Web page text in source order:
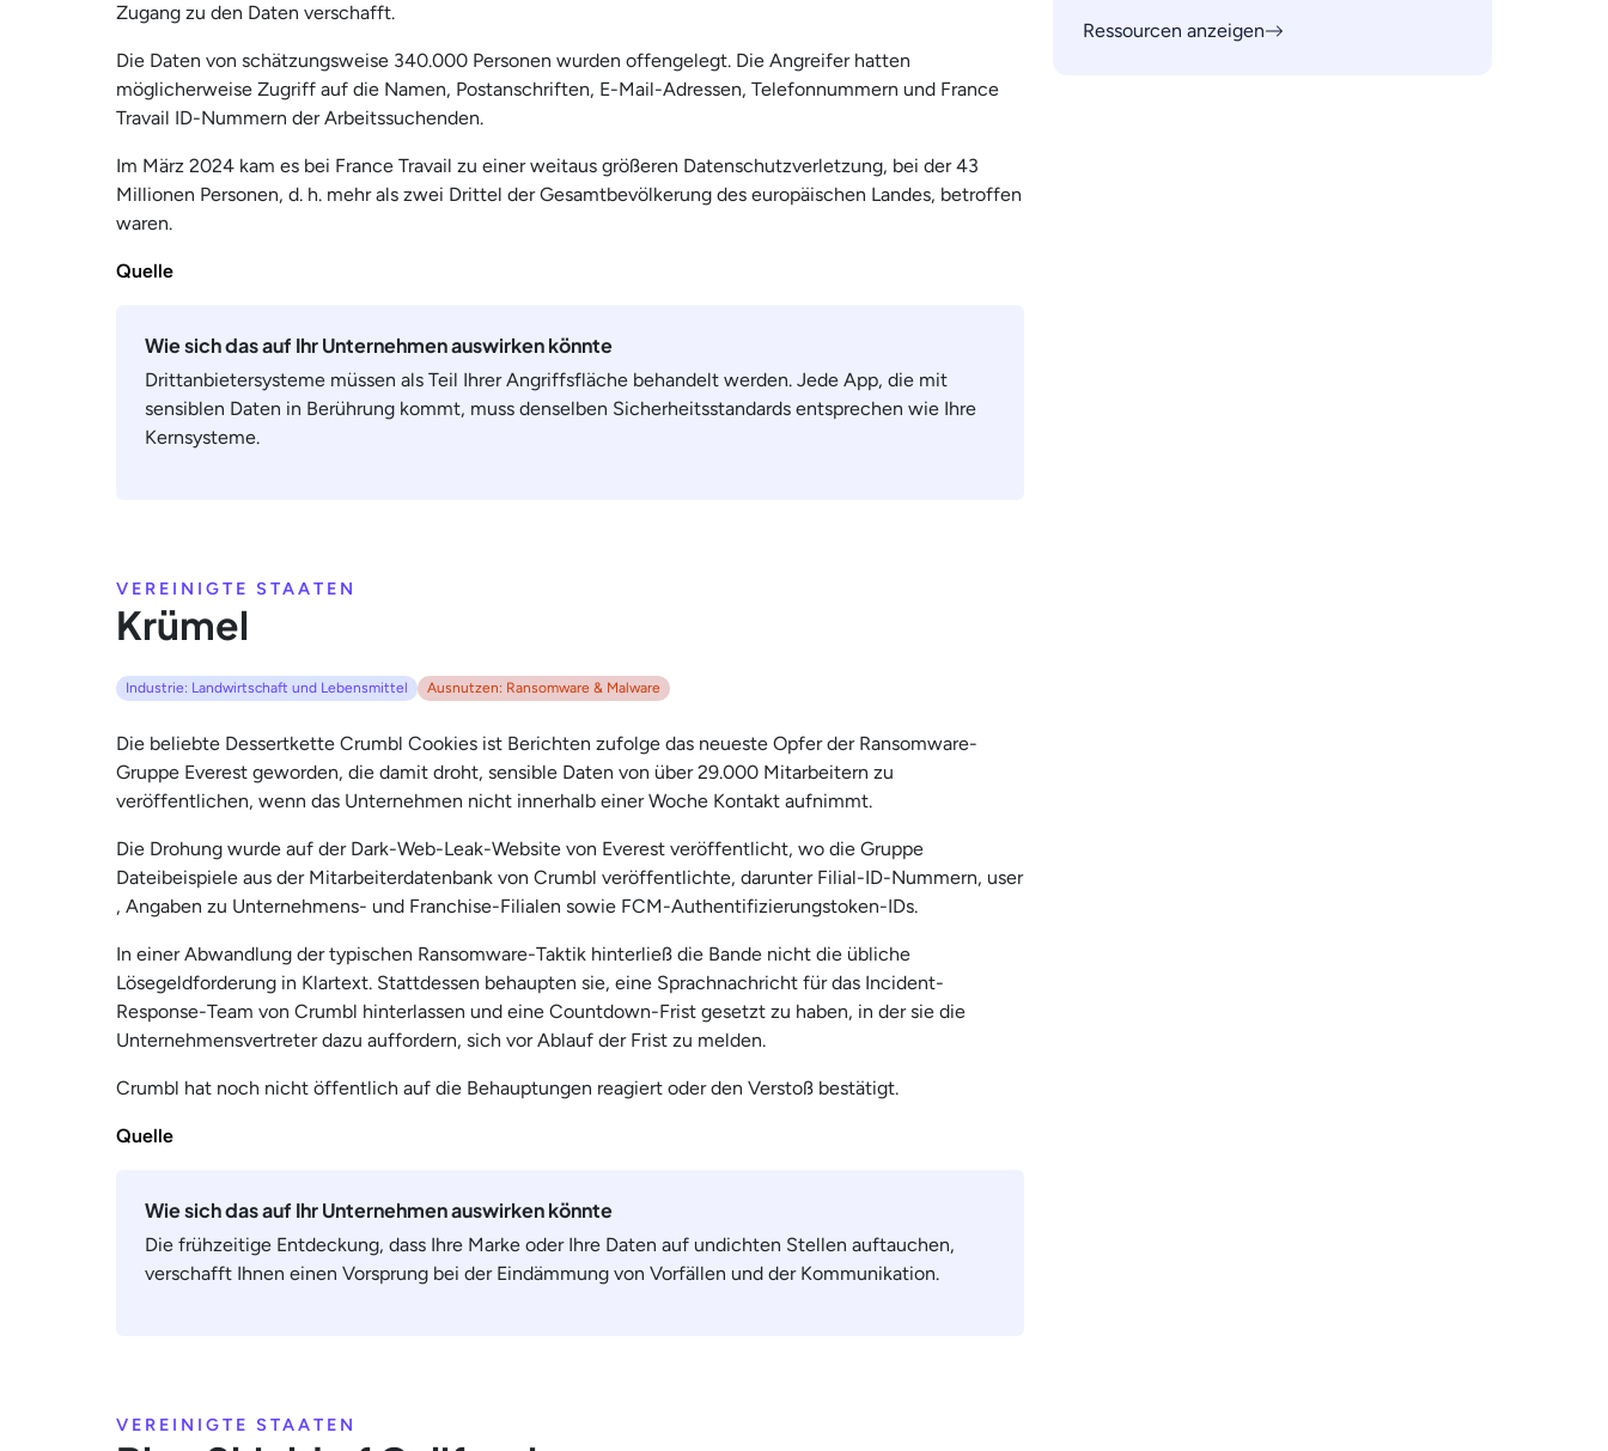
Zugang zu den Daten verschafft.
Die Daten von schätzungsweise 340.000 Personen wurden offengelegt. Die Angreifer hatten
möglicherweise Zugriff auf die Namen, Postanschriften, E-Mail-Adressen, Telefonnummern und France
Travail ID-Nummern der Arbeitssuchenden.
Im März 2024 kam es bei France Travail zu einer weitaus größeren Datenschutzverletzung, bei der 43
Millionen Personen, d. h. mehr als zwei Drittel der Gesamtbevölkerung des europäischen Landes, betroffen
waren.
Quelle
Wie sich das auf Ihr Unternehmen auswirken könnte
Drittanbietersysteme müssen als Teil Ihrer Angriffsfläche behandelt werden. Jede App, die mit
sensiblen Daten in Berührung kommt, muss denselben Sicherheitsstandards entsprechen wie Ihre
Kernsysteme.
VEREINIGTE STAATEN
Krümel
Industrie: Landwirtschaft und Lebensmittel Ausnutzen: Ransomware & Malware
Die beliebte Dessertkette Crumbl Cookies ist Berichten zufolge das neueste Opfer der Ransomware-
Gruppe Everest geworden, die damit droht, sensible Daten von über 29.000 Mitarbeitern zu
veröffentlichen, wenn das Unternehmen nicht innerhalb einer Woche Kontakt aufnimmt.
Die Drohung wurde auf der Dark-Web-Leak-Website von Everest veröffentlicht, wo die Gruppe
Dateibeispiele aus der Mitarbeiterdatenbank von Crumbl veröffentlichte, darunter Filial-ID-Nummern, user
, Angaben zu Unternehmens- und Franchise-Filialen sowie FCM-Authentifizierungstoken-IDs.
In einer Abwandlung der typischen Ransomware-Taktik hinterließ die Bande nicht die übliche
Lösegeldforderung in Klartext. Stattdessen behaupten sie, eine Sprachnachricht für das Incident-
Response-Team von Crumbl hinterlassen und eine Countdown-Frist gesetzt zu haben, in der sie die
Unternehmensvertreter dazu auffordern, sich vor Ablauf der Frist zu melden.
Crumbl hat noch nicht öffentlich auf die Behauptungen reagiert oder den Verstoß bestätigt.
Quelle
Wie sich das auf Ihr Unternehmen auswirken könnte
Die frühzeitige Entdeckung, dass Ihre Marke oder Ihre Daten auf undichten Stellen auftauchen,
verschafft Ihnen einen Vorsprung bei der Eindämmung von Vorfällen und der Kommunikation.
VEREINIGTE STAATEN
Ressourcen anzeigen